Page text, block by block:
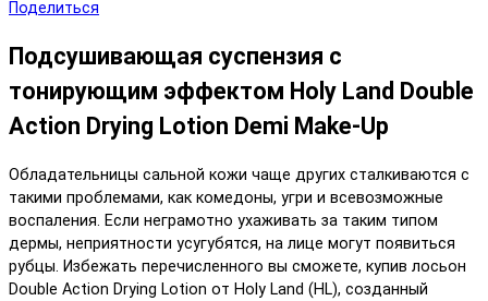
Поделиться
Подсушивающая суспензия с
тонирующим эффектом Holy Land Double
Action Drying Lotion Demi Make-Up
Обладательницы сальной кожи чаще других сталкиваются с
такими проблемами, как комедоны, угри и всевозможные
воспаления. Если неграмотно ухаживать за таким типом
дермы, неприятности усугубятся, на лице могут появиться
рубцы. Избежать перечисленного вы сможете, купив лосьон
Double Action Drying Lotion от Holy Land (HL), созданный